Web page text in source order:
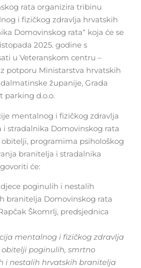
rata organizira tribinu
i fizičkog zdravlja hrvatskih
Domovinskog rata“ koja će se
2025. godine s
u Veteranskom centru –
potporu Ministarstva hrvatskih
županije, Grada
parking d.o.o.
mentalnog i fizičkog zdravlja
stradalnika Domovinskog rata
programima psihološkog
branitelja i stradalnika
će:
poginulih i nestalih
branitelja Domovinskog rata
Škomrlj, predsjednica
mentalnog i fizičkog zdravlja
poginulih, smrtno
i nestalih hrvatskih branitelja